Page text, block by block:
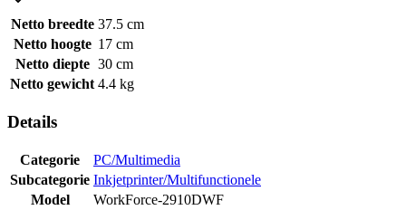
Netto breedte 37.5 cm
Netto hoogte 17 cm
Netto diepte 30 cm
Netto gewicht 4.4 kg
Details
Categorie
PC/Multimedia
Subcategorie Inkjetprinter/Multifunctionele
Model
WorkForce-2910DWF